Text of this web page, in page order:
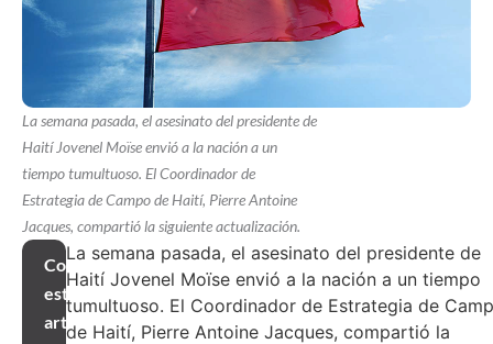
La semana pasada, el asesinato del presidente de
Haití Jovenel Moïse envió a la nación a un
tiempo tumultuoso. El Coordinador de
Estrategia de Campo de Haití, Pierre Antoine
Jacques, compartió la siguiente actualización.
Compartir
este
artículo
La semana pasada, el asesinato del presidente de
Haití Jovenel Moïse envió a la nación a un tiempo
tumultuoso. El Coordinador de Estrategia de
de Haití, Pierre Antoine Jacques, compartió la